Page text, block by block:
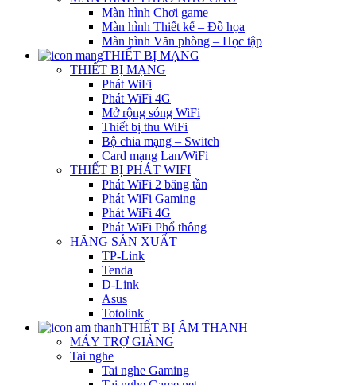
Màn hình Chơi game
Màn hình Thiết kế – Đồ họa
Màn hình Văn phòng – Học tập
THIẾT BỊ MẠNG
THIẾT BỊ MẠNG
Phát WiFi
Phát WiFi 4G
Mở rộng sóng WiFi
Thiết bị thu WiFi
Bộ chia mạng – Switch
Card mạng Lan/WiFi
THIẾT BỊ PHÁT WIFI
Phát WiFi 2 băng tần
Phát WiFi Gaming
Phát WiFi 4G
Phát WiFi Phổ thông
HÃNG SẢN XUẤT
TP-Link
Tenda
D-Link
Asus
Totolink
THIẾT BỊ ÂM THANH
MÁY TRỢ GIẢNG
Tai nghe
Tai nghe Gaming